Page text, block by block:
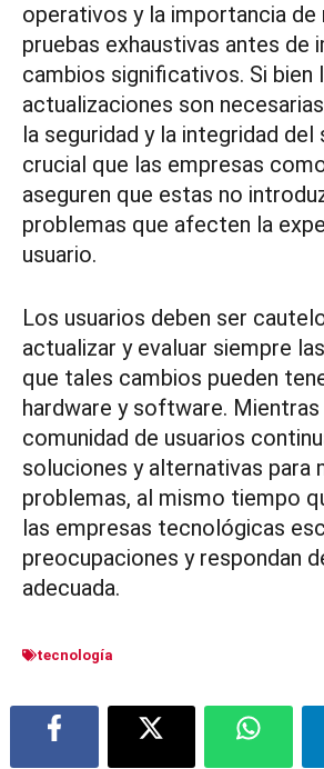
operativos y la importancia de
pruebas exhaustivas antes de
cambios significativos. Si bien
actualizaciones son
la seguridad y la integridad del
crucial que las empresas
aseguren que estas no
problemas que afecten la
usuario.
Los usuarios deben ser
actualizar y evaluar siempre
que tales cambios pueden
hardware y software.
comunidad de usuarios
soluciones y alternativas para
problemas, al mismo tiempo
las empresas tecnológicas
preocupaciones y respondan
adecuada.
tecnología